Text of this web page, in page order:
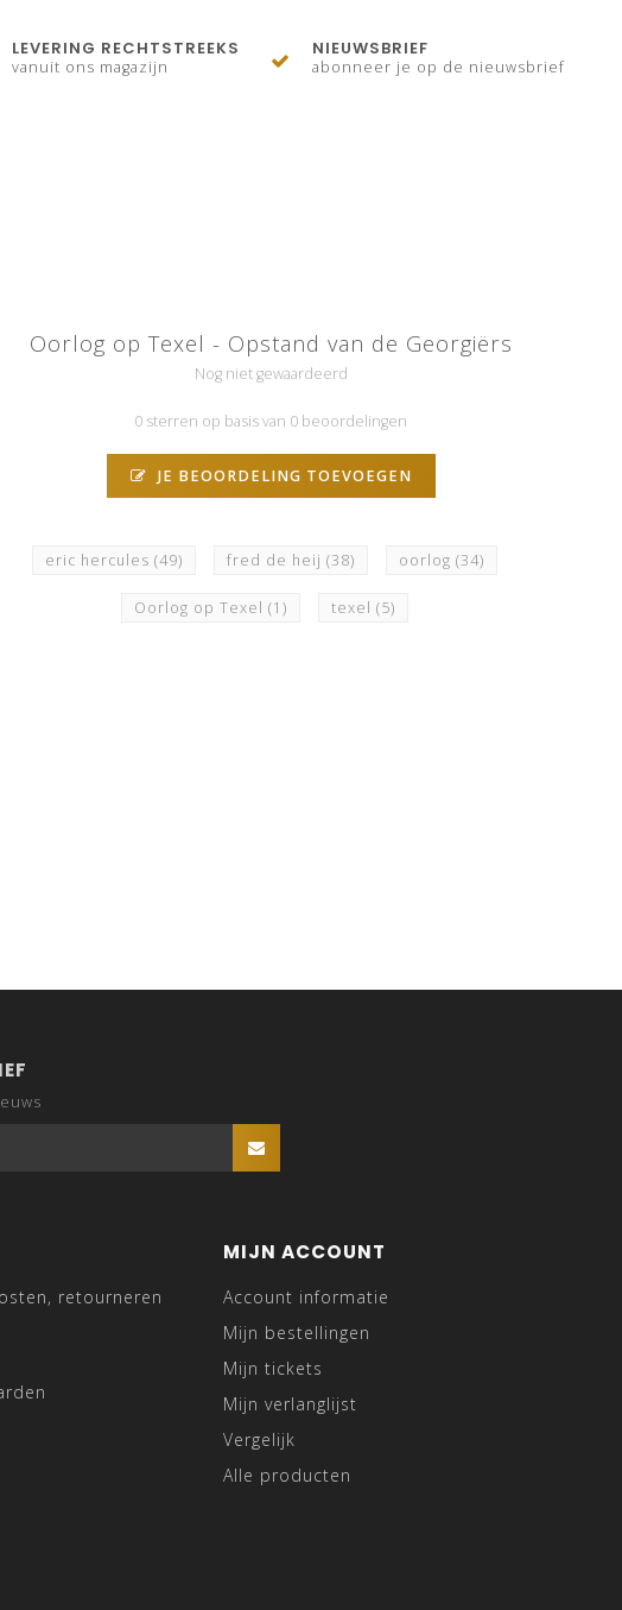
LEVERING RECHTSTREEKS
vanuit ons magazijn
NIEUWSBRIEF
abonneer je op de nieuwsbrief
Oorlog op Texel - Opstand van de Georgiërs
Nog niet gewaardeerd
0 sterren op basis van 0 beoordelingen
JE BEOORDELING TOEVOEGEN
eric hercules(49) fred de heij(38) oorlog(34)
Oorlog op Texel(1) texel(5)
retourneren
MIJN ACCOUNT
Account informatie
Mijn bestellingen
Mijn tickets
Mijn verlanglijst
Vergelijk
Alle producten